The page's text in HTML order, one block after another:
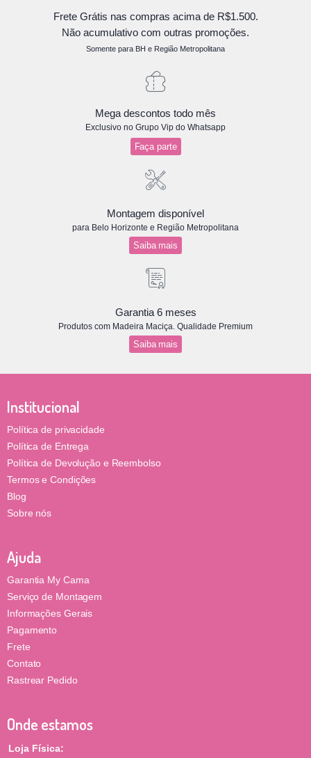
Frete Grátis nas compras acima de R$1.500.
Não acumulativo com outras promoções.
Somente para BH e Região Metropolitana
Mega descontos todo mês
Exclusivo no Grupo Vip do Whatsapp
Faça parte
Montagem disponível
para Belo Horizonte e Região Metropolitana
Saiba mais
Garantia 6 meses
Produtos com Madeira Maciça. Qualidade Premium
Saiba mais
Institucional
Política de privacidade
Política de Entrega
Política de Devolução e Reembolso
Termos e Condições
Blog
Sobre nós
Ajuda
Garantia My Cama
Serviço de Montagem
Informações Gerais
Pagamento
Frete
Contato
Rastrear Pedido
Onde estamos
Loja Física: